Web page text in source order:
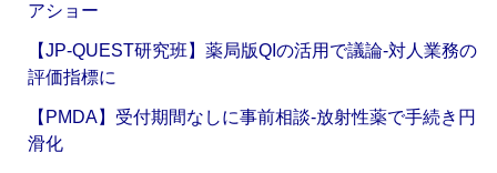
アショー
【JP-QUEST研究班】薬局版QIの活用で議論‐対人業務の
評価指標に
【PMDA】受付期間なしに事前相談‐放射性薬で手続き円
滑化